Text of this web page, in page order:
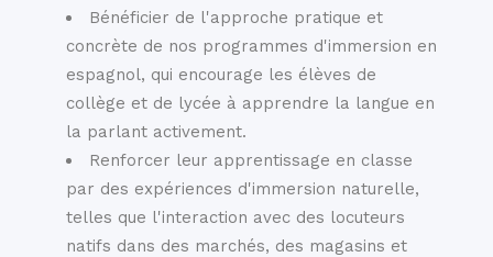
Bénéficier de l'approche pratique et
concrète de nos programmes d'immersion en
espagnol, qui encourage les élèves de
collège et de lycée à apprendre la langue en
la parlant activement.
Renforcer leur apprentissage en classe
par des expériences d'immersion naturelle,
telles que l'interaction avec des locuteurs
natifs dans des marchés, des magasins et